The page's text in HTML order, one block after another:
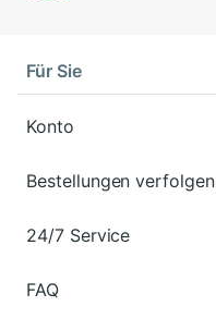
Für Sie
Konto
Bestellungen verfolgen
24/7 Service
FAQ